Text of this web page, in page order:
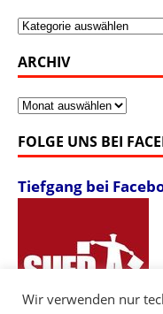
Kategorien
ARCHIV
Archiv
FOLGE UNS BEI
Tiefgang bei
Wir verwenden nur